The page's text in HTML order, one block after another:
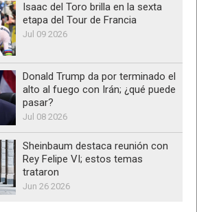
Isaac del Toro brilla en la sexta
etapa del Tour de Francia
Jul 09 2026
Donald Trump da por terminado el
alto al fuego con Irán; ¿qué puede
pasar?
Jul 08 2026
Sheinbaum destaca reunión con
Rey Felipe VI; estos temas
trataron
Jun 26 2026